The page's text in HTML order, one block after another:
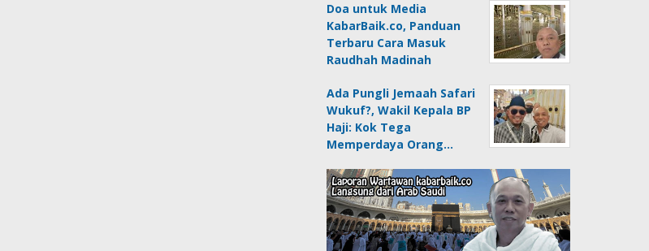
Doa untuk Media
KabarBaik.co, Panduan
Terbaru Cara Masuk
Raudhah Madinah
Ada Pungli Jemaah Safari
Wukuf?, Wakil Kepala BP
Haji: Kok Tega
Memperdaya Orang…